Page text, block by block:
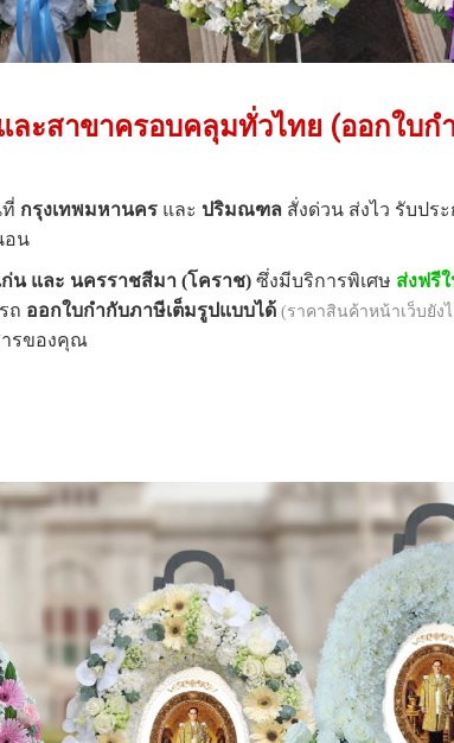
ะสาขาครอบคลุมทั่วไทย (ออกใบก
กรุงเทพมหานคร และ ปริมณฑล สั่งด่วน ส่งไว รับปร
อน
น และ นครราชสีมา (โคราช) ซึ่งมีบริการพิเศษ ส่งฟรี
ถ ออกใบกำกับภาษีเต็มรูปแบบได้ (ราคาสินค้าหน้าเว็บยังไ
ารของคุณ